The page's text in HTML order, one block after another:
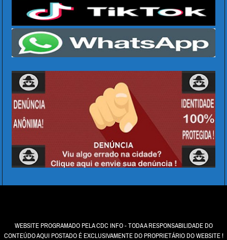
WEBSITE PROGRAMADO PELA CDC INFO - TODA A RESPONSABILIDADE DO
CONTEÚDO AQUI POSTADO É EXCLUSIVAMENTE DO PROPRIETÁRIO DO WEBSITE !